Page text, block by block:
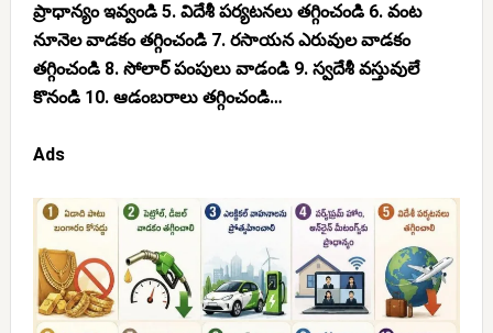
ప్రాధాన్యం ఇవ్వండి 5. విదేశీ పర్యటనలు తగ్గించండి 6. వంట
నూనెల వాడకం తగ్గించండి 7. రసాయన ఎరువుల వాడకం
తగ్గించండి 8. సోలార్ పంపులు వాడండి 9. స్వదేశీ వస్తువులే
కొనండి 10. ఆడంబరాలు తగ్గించండి…
Ads